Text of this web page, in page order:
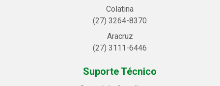
Colatina
(27) 3264-8370
Aracruz
(27) 3111-6446
Suporte Técnico